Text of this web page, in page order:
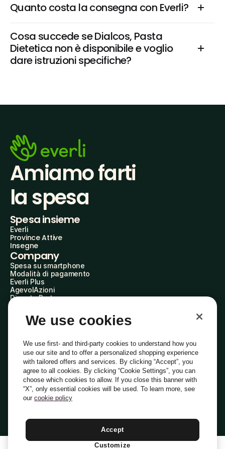
Quanto costa la consegna con Everli?
Cosa succede se Dialcos, Pasta
Dietetica non è disponibile e voglio
dare istruzioni specifiche?
Amiamo farti
la spesa
Spesa insieme
Everli
Province Attive
Insegne
Company
Spesa su smartphone
Modalità di pagamento
Everli Plus
AgevolAzioni
Diventa Partner
Everli Shoppers
About Us
Everli News
Domande frequenti
Lavora con noi
Diventa Shopper
Investitori
PrivacyCookiePreferenze Cookie
Termini e CondizioniCodice Etico
Indirizzo PEC: everli@pec.it - indirizzo DPO: dpo@everli.com
Italiano
We use cookies
We use first- and third-party cookies to understand how you
use our site and to offer a personalized shopping experience
with tailored offers and services. By clicking “Accept”, you
agree to all cookies. By clicking “Cookie Settings”, you can
choose which cookies to allow. If you close this banner with
“X”, only essential cookies will be used. To learn more, see
our cookie policy
Accept
Customize